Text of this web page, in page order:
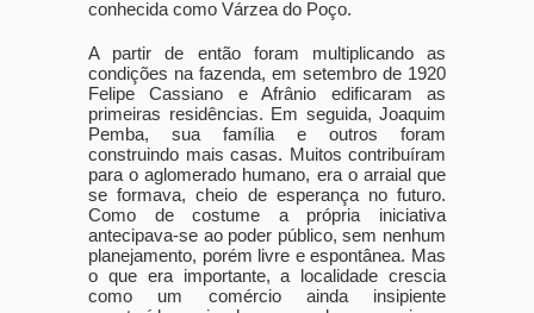
conhecida como Várzea do Poço.
A partir de então foram multiplicando as
condições na fazenda, em setembro de 1920
Felipe Cassiano e Afrânio edificaram as
primeiras residências. Em seguida, Joaquim
Pemba, sua família e outros foram
construindo mais casas. Muitos contribuíram
para o aglomerado humano, era o arraial que
se formava, cheio de esperança no futuro.
Como de costume a própria iniciativa
antecipava-se ao poder público, sem nenhum
planejamento, porém livre e espontânea. Mas
o que era importante, a localidade crescia
como um comércio ainda insipiente